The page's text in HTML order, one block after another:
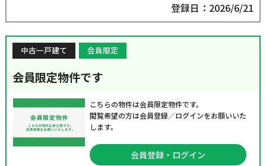
登録日：2026/6/21
中古一戸建て 会員限定
会員限定物件です
こちらの物件は会員限定物件です。
閲覧希望の方は会員登録／ログインをお願いいた
します。
会員登録・ログイン